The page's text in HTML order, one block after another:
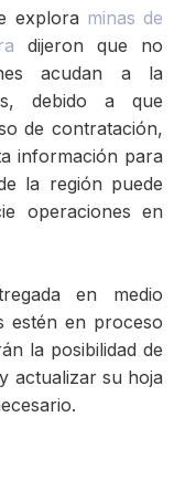
explora minas de
dijeron que no
acudan a la
debido a que
de contratación,
información para
la región puede
operaciones en
en medio
estén en proceso
la posibilidad de
actualizar su hoja